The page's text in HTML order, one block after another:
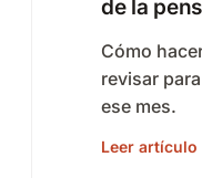
de la
Cómo
revisar
ese mes.
Leer artículo